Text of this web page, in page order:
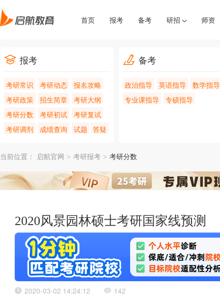
首页 报考 备考 研招 师资
报考
考研常识 考研动态
报名攻略
考研政策
招生简章
考研大纲
考研分数
考研初试
考研复试
考研调剂
成绩查询 试题 答疑
备考
政治指导 英语指导
数学指导
专业课指导
专硕指导
当前位置： 启航官网 > 考研报考 > 考研分数
2020风景园林硕士考研国家线预测
2020-03-02 14:24:12 142